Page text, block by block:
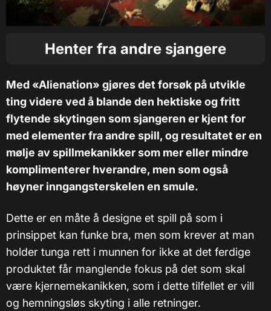
Henter fra andre sjangere
Med «Alienation» gjøres det forsøk på utvikle
ting videre ved å blande den hektiske og fritt
flytende skytingen som sjangeren er kjent for
med elementer fra andre spill, og resultatet er en
mølje av spillmekanikker som mer eller mindre
komplimenterer hverandre, men som også
høyner inngangsterskelen en smule.
Dette er en måte å designe et spill på som i
prinsippet kan funke bra, men som krever at man
holder tunga rett i munnen for ikke at det ferdige
produktet får manglende fokus på det som skal
være kjernemekanikken, som i dette tilfellet er vill
og hemningsløs skyting i alle retninger.